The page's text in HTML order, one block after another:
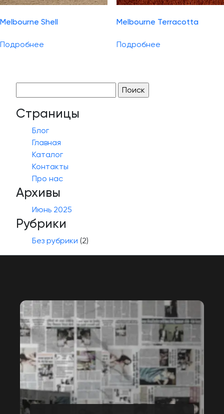
Melbourne Shell
Подробнее
Melbourne Terracotta
Подробнее
Страницы
Блог
Главная
Каталог
Контакты
Про нас
Архивы
Июнь 2025
Рубрики
Без рубрики (2)